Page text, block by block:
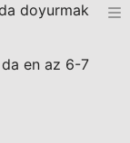
doyurmak
en az 6-7